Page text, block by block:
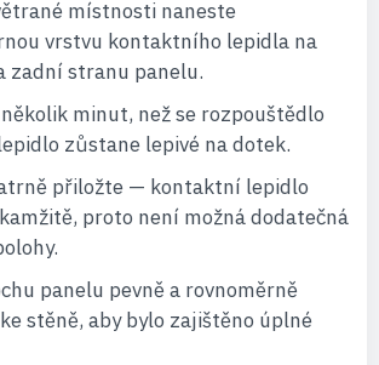
místnosti naneste
vrstvu kontaktního lepidla na
zadní stranu panelu.
minut, než se rozpouštědlo
zůstane lepivé na dotek.
přiložte — kontaktní lepidlo
proto není možná dodatečná
panelu pevně a rovnoměrně
stěně, aby bylo zajištěno úplné